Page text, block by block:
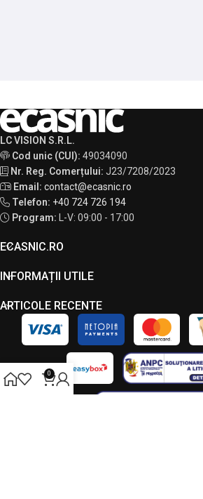
LC VISION S.R.L.
Cod unic (CUI): 49034090
Nr. Reg. Comerțului: J23/7208/2023
Email: contact@ecasnic.ro
Telefon: +40 724 726 194
Program: L-V: 09:00 - 17:00
ECASNIC.RO
INFORMAȚII UTILE
ARTICOLE RECENTE
0